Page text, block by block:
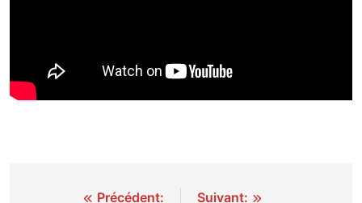
Précédent:
Suivant: